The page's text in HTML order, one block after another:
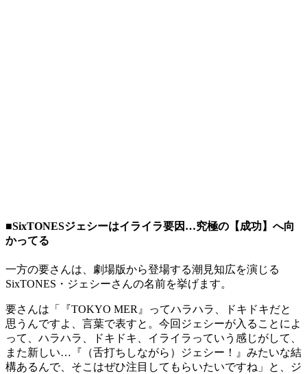
■SixTONESジェシーはイライラ要因…究極の【成功】へ向
かってる
一方の要さんは、劇場版から登場する潮見知広を演じる
SixTONES・ジェシーさんの名前を挙げます。
要さんは「『TOKYO MER』ってハラハラ、ドキドキだと
思うんですよ、言葉で表すと。今回ジェシーが入ることによ
って、ハラハラ、ドキドキ、イライラっていう感じがして、
また新しい…『（舌打ちしながら）ジェシー！』みたいな結
構あるんで、そこはぜひ注目してもらいたいですね」と、ジ